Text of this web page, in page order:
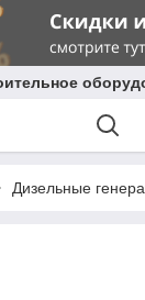
Дизельные